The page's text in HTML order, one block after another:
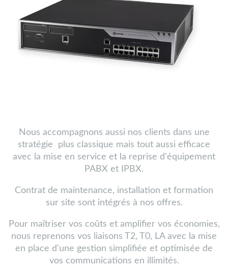
Nous accompagnons aussi nos clients dans une
stratégie plus classique mais tout aussi efficace
avec la mise en service et la reprise d'équipement
PABX et IPBX.
Contrat de maintenance, installation et formation
sur site sont intégrés à nos offres.
Pour maîtriser vos coûts et amplifier vos économies,
nous reprenons vos liaisons T2, T0, LA avec la mise
en place d'une gestion simplifiée et optimisée de
vos communications en illimités.